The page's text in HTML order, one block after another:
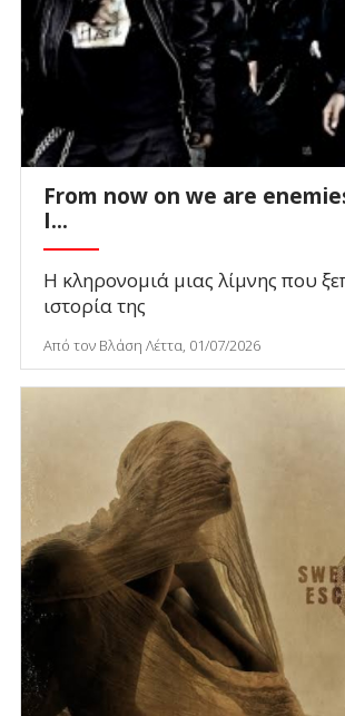
From now on we are
I...
Η κληρονομιά μιας λίμνης που
ιστορία της
Από τον Βλάση Λέττα, 01/07/2026